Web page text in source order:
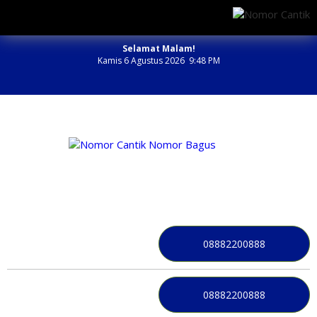
Selamat Malam!
Kamis 6 Agustus 2026 9:48 PM
08882200888
08882200888